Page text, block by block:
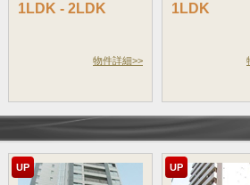
1LDK - 2LDK
物件詳細>>
1LDK
UP UP